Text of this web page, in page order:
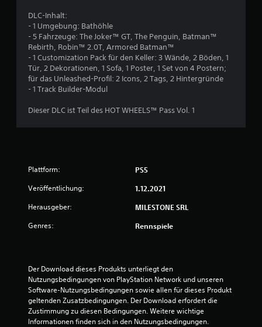
t
u
n
DLC-Inhalt:
- 1 Umgebung: Bathöhle
- 5 Fahrzeuge: The Joker™ GT, The Penguin, Batman™
Rebirth, Robin™ 2.0T, Armored Batman™
- 1 Customization Pack für den Keller: 3 Wände, 2 Böden, 1
Tür, 2 Dekorationen, 1 Sofa, 1 Poster, 1 Set von 4 Postern;
für das Unleashed-Profil: 2 Icons, 2 Tags, 2 Hintergründe
- 1 Track Builder-Modul
Dieser DLC ist Teil des HOT WHEELS™ Pass Vol. 1
Plattform: PS5
Veröffentlichung: 1.12.2021
Herausgeber: MILESTONE SRL
Genres: Rennspiele
Der Download dieses Produkts unterliegt den
Nutzungsbedingungen von PlayStation Network und unseren
Software-Nutzungsbedingungen sowie allen für dieses Produkt
geltenden Zusatzbedingungen. Der Download erfordert die
Zustimmung zu diesen Bedingungen. Weitere wichtige
Informationen finden sich in den Nutzungsbedingungen.